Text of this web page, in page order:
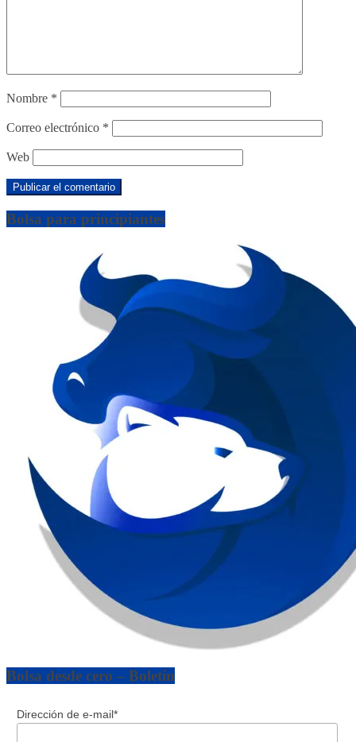
Nombre *
Correo electrónico *
Web
Bolsa para principiantes
Bolsa desde cero – Boletín
Dirección de e-mail*